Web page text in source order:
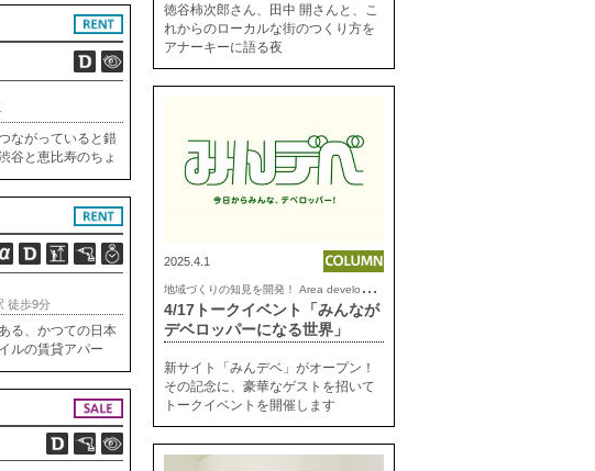
ながっていると錯
谷と恵比寿のちょ
による設計のも
マンションです。
徒歩9分
る、かつての日本
ルの賃貸アパー
てきているこの時
る人、地域の文
徳谷柿次郎さん、田中 開さんと、こ
れからのローカルな街のつくり方を
アナーキーに語る夜
2025.4.1
地
域づくりの知見を開発！ Area development lab.
4/17トークイベント「みんなが
デベロッパーになる世界」
新サイト「みんデベ」がオープン！
その記念に、豪華なゲストを招いて
トークイベントを開催します